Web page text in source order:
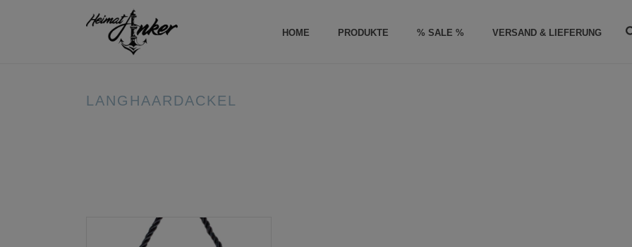
HOME PRODUKTE % SALE % VERSAND & LIEFERUNG
LANGHAARDACKEL